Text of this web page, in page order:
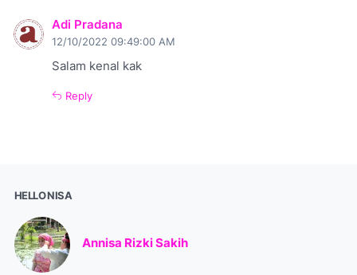
Adi Pradana
12/10/2022 09:49:00 AM
Salam kenal kak
Reply
HELLO NISA
Annisa Rizki Sakih